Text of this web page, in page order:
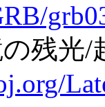
残光/